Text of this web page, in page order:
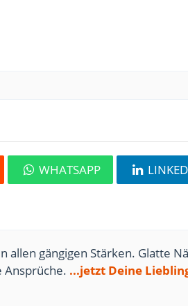
WHATSAPP
allen gängigen Stärken. Glatte
Ansprüche. ...jetzt Deine